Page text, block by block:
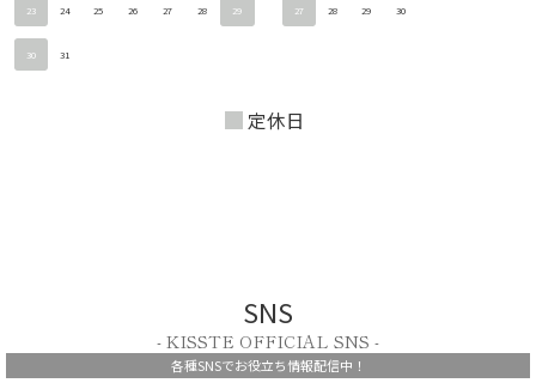
23 24 25 26 27 28 29
30 31
27 28 29 30
定休日
SNS
- KISSTE OFFICIAL SNS -
各種SNSでお役立ち情報配信中！